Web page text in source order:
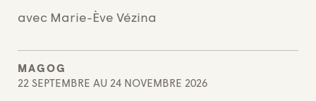
avec Marie-Ève Vézina
MAGOG
22 SEPTEMBRE AU 24 NOVEMBRE 2026